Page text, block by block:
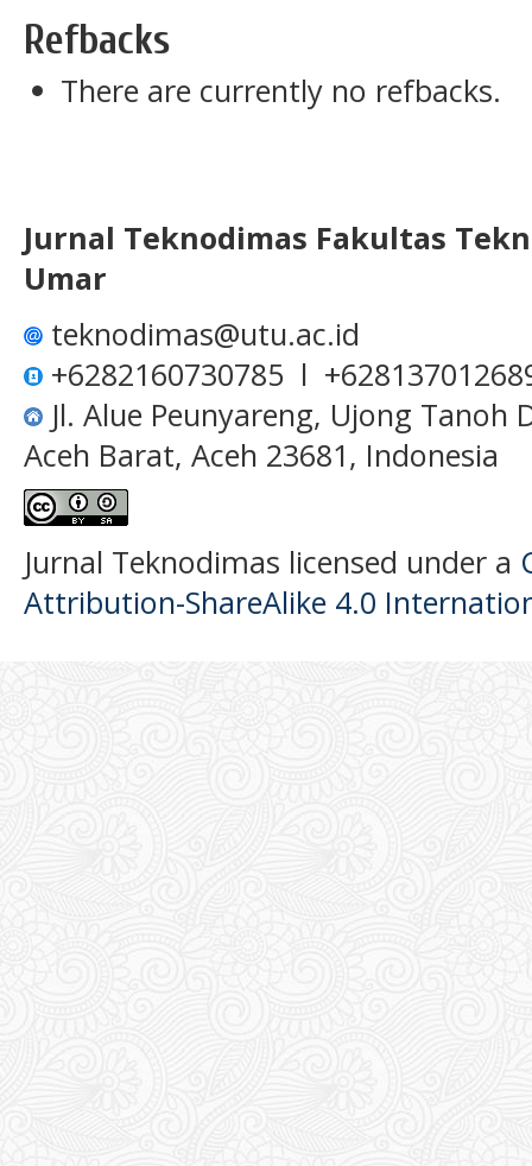
Refbacks
There are currently no refbacks.
Jurnal Teknodimas Fakultas
Umar
teknodimas@utu.ac.id
+6282160730785 l
Jl. Alue Peunyareng, Ujong
Aceh Barat, Aceh 23681, Indonesia
Jurnal Teknodimas licensed under a
Attribution-ShareAlike 4.0